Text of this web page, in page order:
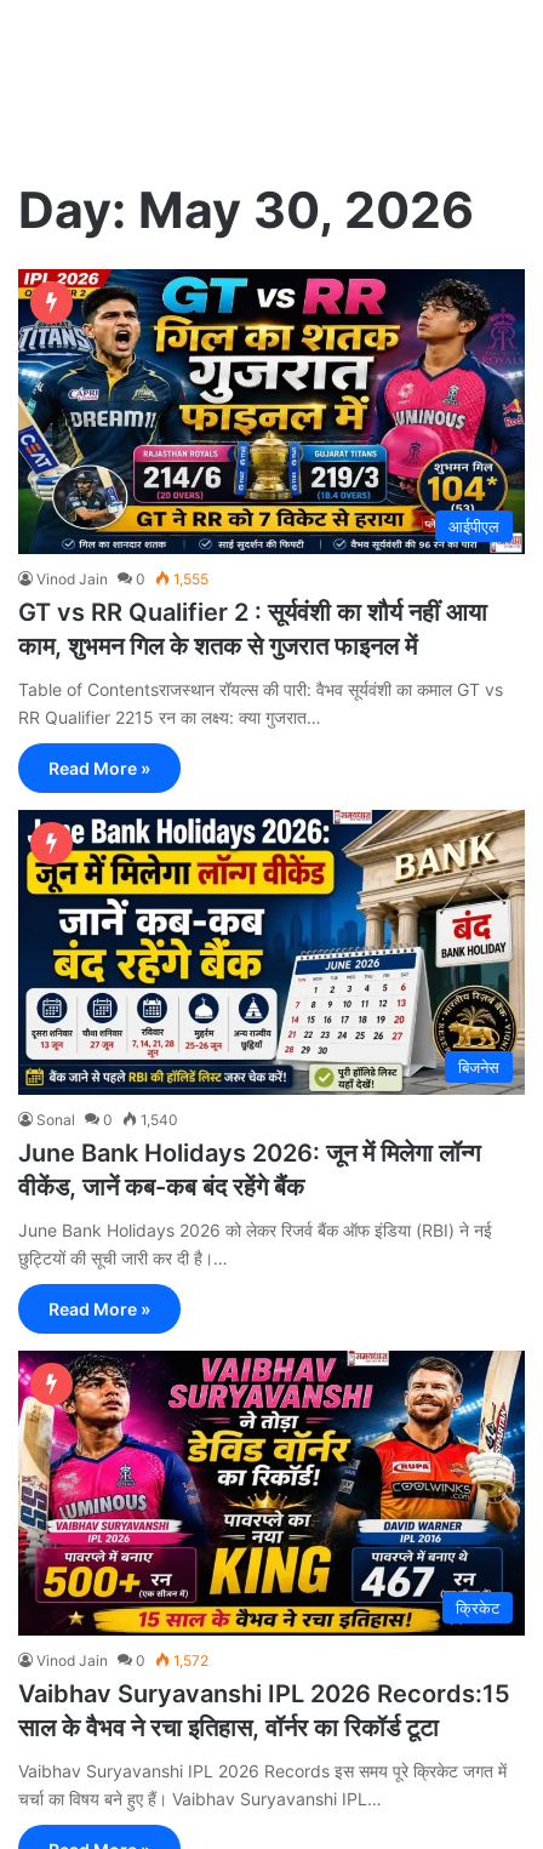
Day: May 30, 2026
आईपीएल
Vinod Jain 0 1,555
GT vs RR Qualifier 2 : सूर्यवंशी का शौर्य नहीं आया
काम, शुभमन गिल के शतक से गुजरात फाइनल में
Table of Contentsराजस्थान रॉयल्स की पारी: वैभव सूर्यवंशी का कमाल GT vs
RR Qualifier 2215 रन का लक्ष्य: क्या गुजरात…
Read More »
बिजनेस
Sonal 0 1,540
June Bank Holidays 2026: जून में मिलेगा लॉन्ग
वीकेंड, जानें कब-कब बंद रहेंगे बैंक
June Bank Holidays 2026 को लेकर रिजर्व बैंक ऑफ इंडिया (RBI) ने नई
छुट्टियों की सूची जारी कर दी है।…
Read More »
क्रिकेट
Vinod Jain 0 1,572
Vaibhav Suryavanshi IPL 2026 Records:15
साल के वैभव ने रचा इतिहास, वॉर्नर का रिकॉर्ड टूटा
Vaibhav Suryavanshi IPL 2026 Records इस समय पूरे क्रिकेट जगत में
चर्चा का विषय बने हुए हैं। Vaibhav Suryavanshi IPL…